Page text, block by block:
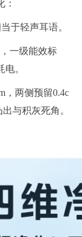
于轻声耳语。
一级能效标
。
，两侧预留0.4c
与积灰死角。